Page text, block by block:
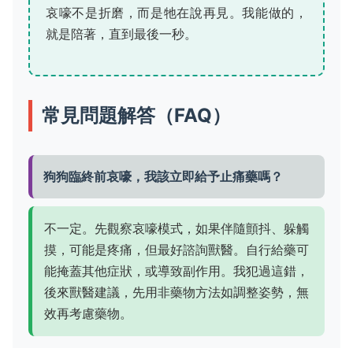
哀嚎不是折磨，而是牠在說再見。我能做的，
就是陪著，直到最後一秒。
常見問題解答（FAQ）
狗狗臨終前哀嚎，我該立即給予止痛藥嗎？
不一定。先觀察哀嚎模式，如果伴隨顫抖、躲觸
摸，可能是疼痛，但最好諮詢獸醫。自行給藥可
能掩蓋其他症狀，或導致副作用。我犯過這錯，
後來獸醫建議，先用非藥物方法如調整姿勢，無
效再考慮藥物。